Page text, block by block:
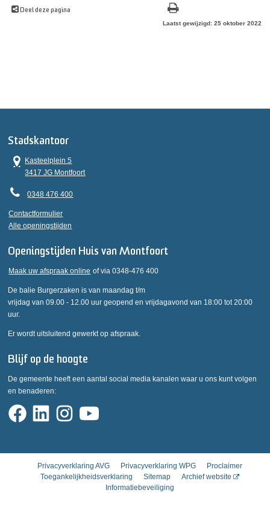
Deel deze pagina
Laatst gewijzigd: 25 oktober 2022
Stadskantoor
Kasteelplein 5
3417 JG Montfoort
0348 476 400
Contactformulier
Alle openingstijden
Openingstijden Huis van Montfoort
Maak uw afspraak online of via 0348-476 400
De balie Burgerzaken is van maandag t/m
vrijdag van 09.00 - 12.00 uur geopend en vrijdagavond van 18:00 tot 20:00
uur.
Er wordt uitsluitend gewerkt op afspraak.
Blijf op de hoogte
De gemeente heeft een aantal social media kanalen waar u ons kunt volgen
en benaderen:
Privacyverklaring AVG Privacyverklaring WPG
Proclaimer
Toegankelijkheidsverklaring
Sitemap
Archief website
Informatiebeveiliging